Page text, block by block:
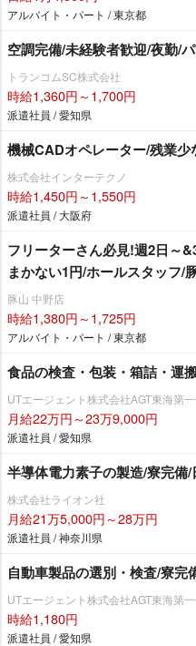
アルバイト・パート / 東京都
空調完備/未経験者歓迎/夜勤/
トランコムSC株式会社
時給1,360円～1,700円
派遣社員 / 愛知県
機械CADオペレーター/残業
株式会社インターテクノ
時給1,450円～1,550円
派遣社員 / 大阪府
フリーターさん必見!週2日～
まかない1円/ホールスタッフ/
豚山 中野店
時給1,380円～1,725円
アルバイト・パート / 東京都
食品の検査・包装・箱詰・運
UTエージェント株式会社AGT東海第
月給22万円～23万9,000円
派遣社員 / 愛知県
半導体電力素子の製造/寮完備
株式会社ライオン社
月給21万5,000円～28万円
派遣社員 / 神奈川県
自動車製品の選別・検査/寮完
UTエージェント株式会社AGT東海第
時給1,180円
派遣社員 / 愛知県